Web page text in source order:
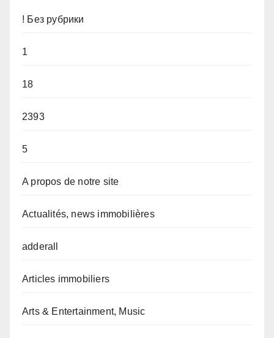
! Без рубрики
1
18
2393
5
A propos de notre site
Actualités, news immobilières
adderall
Articles immobiliers
Arts & Entertainment, Music